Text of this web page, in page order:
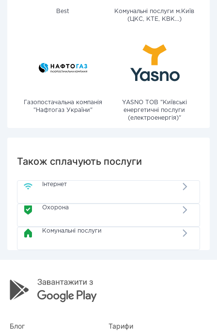
Best
Комунальні послуги м.Київ
(ЦКС, КТЕ, КВК...)
Газопостачальна компанія
"Нафтогаз України"
YASNO ТОВ "Київські
енергетичні послуги
(електроенергія)"
Також сплачують послуги
Інтернет
Охорона
Комунальні послуги
Блог Тарифи